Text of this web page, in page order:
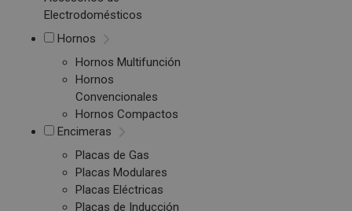
Electrodomésticos
Hornos
Hornos Multifunción
Hornos
Convencionales
Hornos Compactos
Encimeras
Placas de Gas
Placas Modulares
Placas Eléctricas
Placas de Inducción